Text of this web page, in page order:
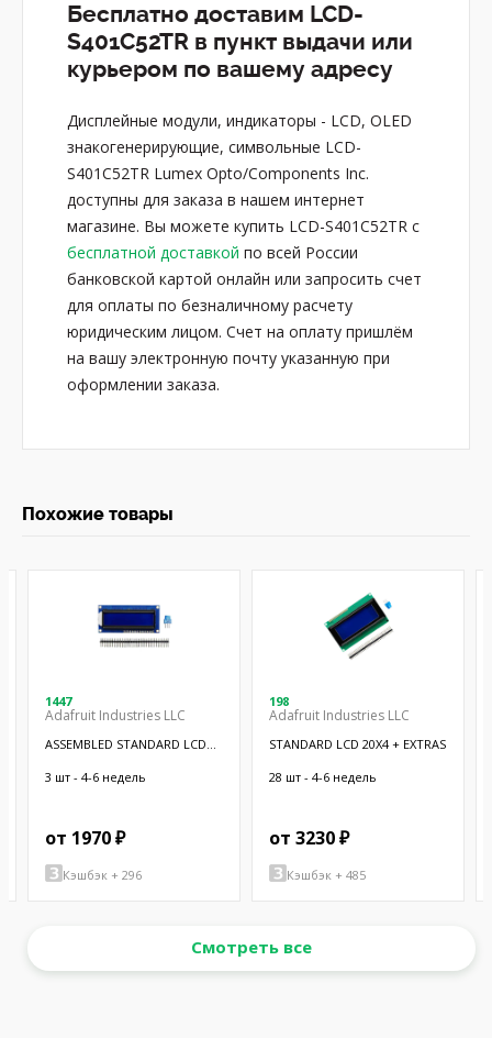
Бесплатно доставим LCD-
S401C52TR в пункт выдачи или
курьером по вашему адресу
Дисплейные модули, индикаторы - LCD, OLED
знакогенерирующие, символьные LCD-
S401C52TR Lumex Opto/Components Inc.
доступны для заказа в нашем интернет
магазине. Вы можете купить LCD-S401C52TR с
бесплатной доставкой по всей России
банковской картой онлайн или запросить счет
для оплаты по безналичному расчету
юридическим лицом. Счет на оплату пришлём
на вашу электронную почту указанную при
оформлении заказа.
Похожие товары
1447
Adafruit Industries LLC
ASSEMBLED STANDARD LCD
3 шт - 4-6 недель
от 1970 ₽
Кэшбэк + 296
198
Adafruit Industries LLC
STANDARD LCD 20X4 + EXTRAS
28 шт - 4-6 недель
от 3230 ₽
Кэшбэк + 485
Смотреть все